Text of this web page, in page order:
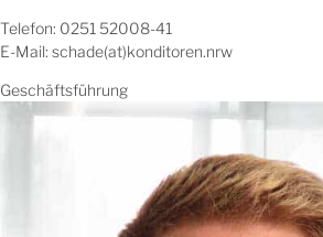
Telefon: 0251 52008-41
E-Mail: schade(at)konditoren.nrw
Geschäftsführung